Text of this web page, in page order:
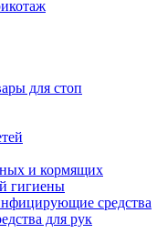
для стоп
и кормящих
гигиены
средства
для рук